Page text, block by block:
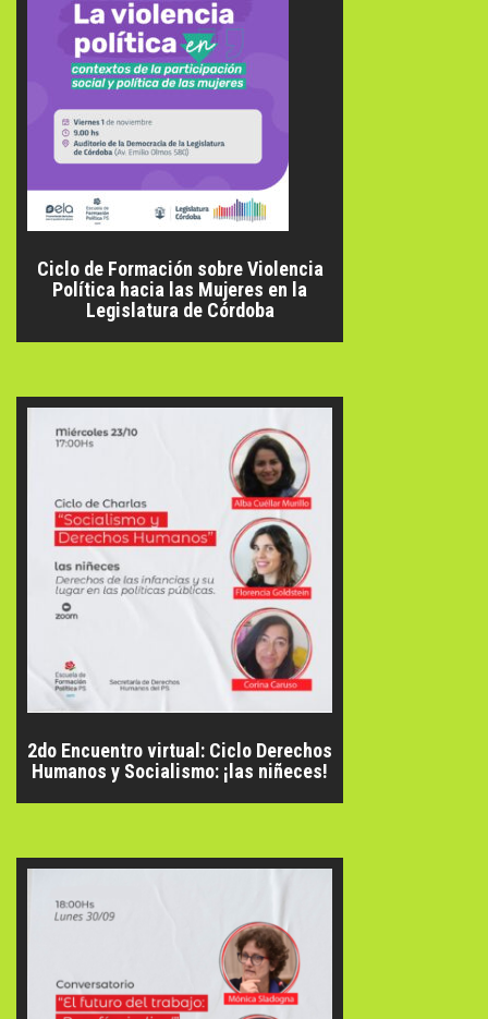
Ciclo de Formación sobre Violencia
Política hacia las Mujeres en la
Legislatura de Córdoba
2do Encuentro virtual: Ciclo Derechos
Humanos y Socialismo: ¡las niñeces!